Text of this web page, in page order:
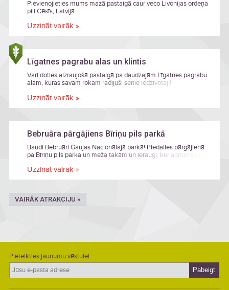
Pievienojieties mums mazā pastaigā caur veco Livonijas ordeņa
pili Cēsīs, Latvijā.
Uzzināt vairāk »
Līgatnes pagrabu alas un klintis
Vari doties aizraujošā pastaigā pa daudzajām Līgatnes pagrabu
alām, kuras savām rokām radījuši senie iedzīvotāji!
Uzzināt vairāk »
Bebruāra pārgājiens Bīriņu pils parkā
Baudi Bebruāri Gaujas Nacionālajā parkā! Piedalies pārgājienā
pa Bīriņu pils parka un meža takām un ieraugi, kur apmeties pils
Uzzināt vairāk »
VAIRĀK ATRAKCIJU »
Pieteikties jaunumu vēstulei